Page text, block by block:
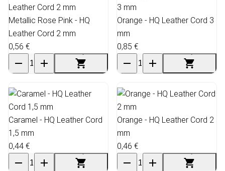
Metallic Rose Pink - HQ
Leather Cord 2 mm
0,56 €
Orange - HQ Leather Cord 3
mm
0,85 €
Caramel - HQ Leather Cord
1,5 mm
0,44 €
Orange - HQ Leather Cord 2
mm
0,46 €